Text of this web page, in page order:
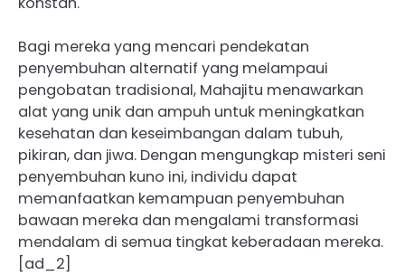
Bagi mereka yang mencari pendekatan
penyembuhan alternatif yang melampaui
pengobatan tradisional, Mahajitu menawarkan
alat yang unik dan ampuh untuk meningkatkan
kesehatan dan keseimbangan dalam tubuh,
pikiran, dan jiwa. Dengan mengungkap misteri seni
penyembuhan kuno ini, individu dapat
memanfaatkan kemampuan penyembuhan
bawaan mereka dan mengalami transformasi
mendalam di semua tingkat keberadaan mereka.
[ad_2]